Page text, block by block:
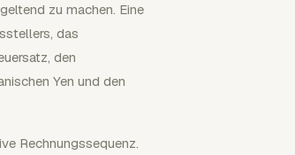
zu machen. Eine
das
den
Yen und den
Rechnungssequenz.